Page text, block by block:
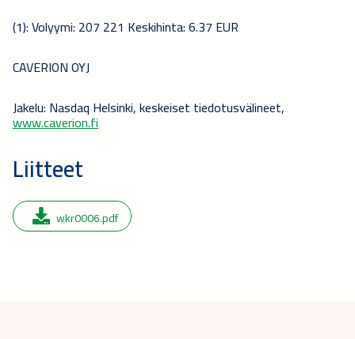
(1): Volyymi: 207 221 Keskihinta: 6.37 EUR
CAVERION OYJ
Jakelu: Nasdaq Helsinki, keskeiset tiedotusvälineet,
www.caverion.fi
Liitteet
wkr0006.pdf